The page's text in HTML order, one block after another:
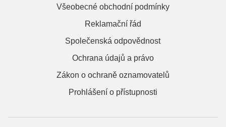
Všeobecné obchodní podmínky
Reklamační řád
Společenská odpovědnost
Ochrana údajů a právo
Zákon o ochraně oznamovatelů
Prohlášení o přístupnosti